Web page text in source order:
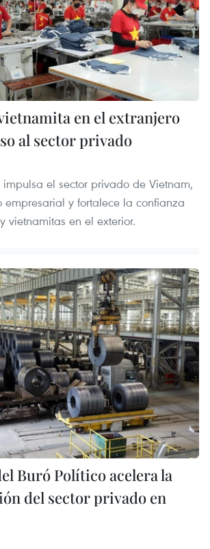
en el extranjero
al sector privado
impulsa el sector privado de Vietnam,
empresarial y fortalece la confianza
vietnamitas en el exterior.
Buró Político acelera la
del sector privado en